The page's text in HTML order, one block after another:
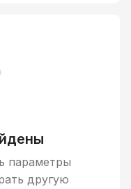
параметры
другую